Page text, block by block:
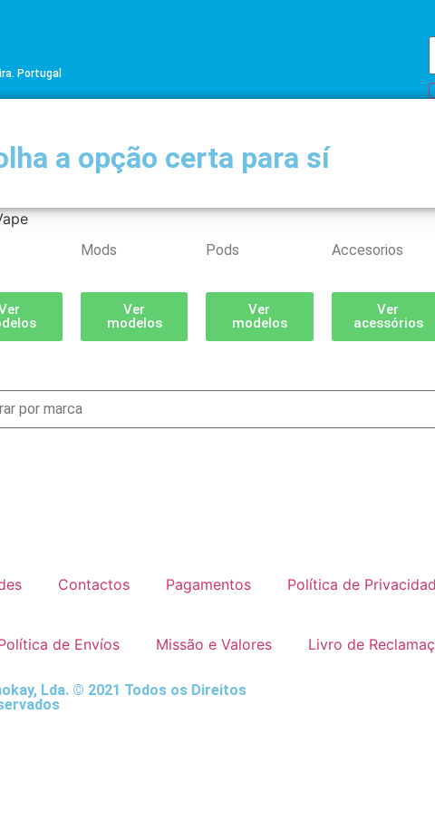
Portugal
a opção certa para sí
Mods
Ver
modelos
Pods
Ver
modelos
Accesorios
Ver
acessórios
Contactos Pagamentos Política de
de Envíos Missão e Valores Livro de
Lda. © 2021 Todos os Direitos